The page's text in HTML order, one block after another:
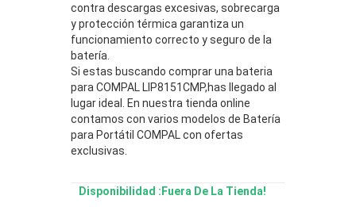
contra descargas excesivas, sobrecarga
y protección térmica garantiza un
funcionamiento correcto y seguro de la
batería.
Si estas buscando comprar una bateria
para COMPAL LIP8151CMP,has llegado al
lugar ideal. En nuestra tienda online
contamos con varios modelos de Batería
para Portátil COMPAL con ofertas
exclusivas.
Disponibilidad :Fuera De La Tienda!